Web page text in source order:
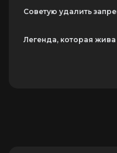
Советую удалить
Легенда, которая жива